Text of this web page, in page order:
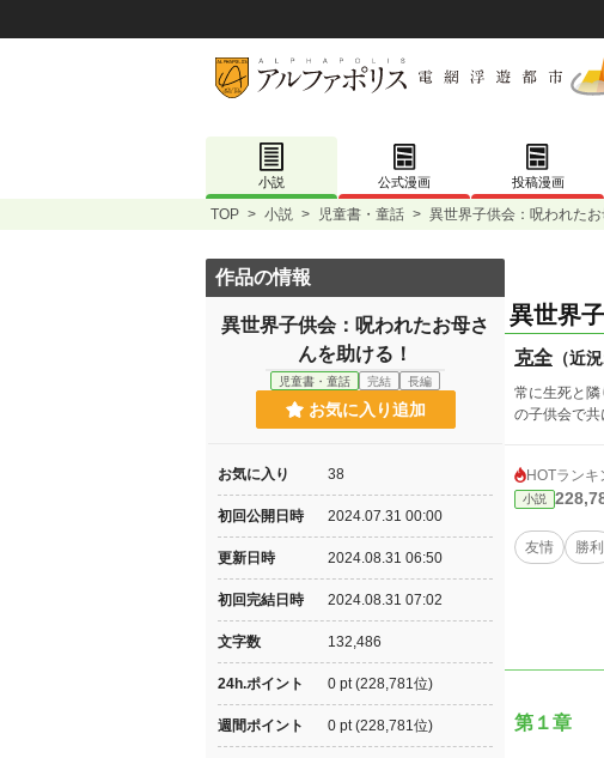
小説 公式漫画 投稿漫画
TOP > 小説 > 児童書・童話 > 異世界子供会：呪われたお
異世界
克全 （近
常に生死と
の子供会で共
HOTラン
小説
友情 勝利
第１章
作品の情報
異世界子供会：呪われたお母さ
んを助ける！
児童書・童話 完結 長編
お気に入り追加
お気に入り 38
初回公開日時 2024.07.31 00:00
更新日時 2024.08.31 06:50
初回完結日時 2024.08.31 07:02
文字数 132,486
24h.ポイント 0 pt (228,781位)
週間ポイント 0 pt (228,781位)